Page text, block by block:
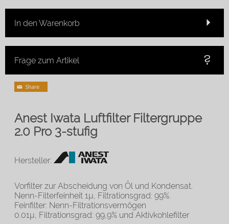
In den Warenkorb
Frage zum Artikel
Anest Iwata Luftfilter Filtergruppe
2.0 Pro 3-stufig
Hersteller:
Vorfilter zur Abscheidung von Öl und Kondensat.
Nenn-Filterfeinheit 1µ, Filtrationsgrad: 99%.
Feinfilter: Nenn-Filtrationsvermögen
0.01µ, Filtrationsgrad: 99,9% und Aktivkohlefilter